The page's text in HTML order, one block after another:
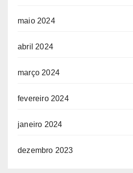
maio 2024
abril 2024
março 2024
fevereiro 2024
janeiro 2024
dezembro 2023